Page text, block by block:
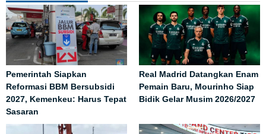
Pemerintah Siapkan
Reformasi BBM Bersubsidi
2027, Kemenkeu: Harus Tepat
Sasaran
Real Madrid Datangkan Enam
Pemain Baru, Mourinho Siap
Bidik Gelar Musim 2026/2027